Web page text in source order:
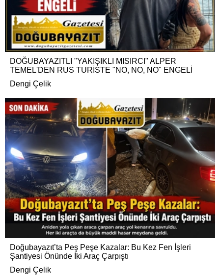
DOĞUBAYAZITLI "YAKIŞIKLI MISIRCI" ALPER
TEMEL'DEN RUS TURİSTE "NO, NO, NO" ENGELİ
Dengi Çelik
Doğubayazıt’ta Peş Peşe Kazalar: Bu Kez Fen İşleri
Şantiyesi Önünde İki Araç Çarpıştı
Dengi Çelik